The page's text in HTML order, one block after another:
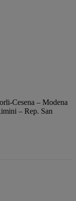
Cesena – Modena
– Rep. San